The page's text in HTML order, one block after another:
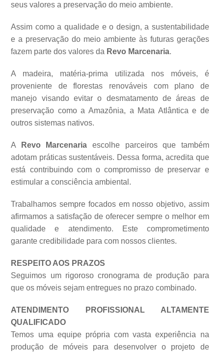
seus valores a preservação do meio ambiente.
Assim como a qualidade e o design, a sustentabilidade
e a preservação do meio ambiente às futuras gerações
fazem parte dos valores da Revo Marcenaria.
A madeira, matéria-prima utilizada nos móveis, é
proveniente de florestas renováveis com plano de
manejo visando evitar o desmatamento de áreas de
preservação como a Amazônia, a Mata Atlântica e de
outros sistemas nativos.
A Revo Marcenaria escolhe parceiros que também
adotam práticas sustentáveis. Dessa forma, acredita que
está contribuindo com o compromisso de preservar e
estimular a consciência ambiental.
Trabalhamos sempre focados em nosso objetivo, assim
afirmamos a satisfação de oferecer sempre o melhor em
qualidade e atendimento. Este comprometimento
garante credibilidade para com nossos clientes.
RESPEITO AOS PRAZOS
Seguimos um rigoroso cronograma de produção para
que os móveis sejam entregues no prazo combinado.
ATENDIMENTO PROFISSIONAL ALTAMENTE
QUALIFICADO
Temos uma equipe própria com vasta experiência na
produção de móveis para desenvolver o projeto de